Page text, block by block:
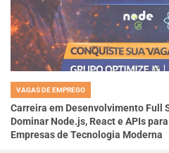
VAGAS DE EMPREGO
Carreira em Desenvolvimento Full
Dominar Node.js, React e APIs
Empresas de Tecnologia Moderna
18/04/2026 Roberto Zago Sartori